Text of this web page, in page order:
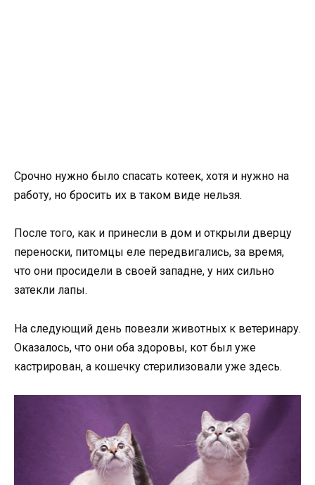
Срочно нужно было спасать котеек, хотя и нужно на
работу, но бросить их в таком виде нельзя.
После того, как и принесли в дом и открыли дверцу
переноски, питомцы еле передвигались, за время,
что они просидели в своей западне, у них сильно
затекли лапы.
На следующий день повезли животных к ветеринару.
Оказалось, что они оба здоровы, кот был уже
кастрирован, а кошечку стерилизовали уже здесь.